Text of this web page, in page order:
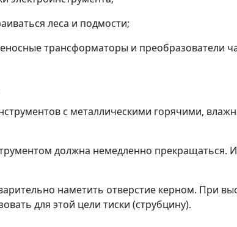
леса и подмости;
трансформаторы и преобразователи
с металлическими горячими,
должна немедленно прекращаться.
наметить отверстие керном. При
для этой цели тиски (струбцину).